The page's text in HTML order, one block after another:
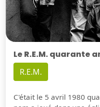
Le R.E.M. quarante
R.E.M.
C'était le 5 avril 1980